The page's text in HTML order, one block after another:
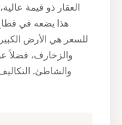
هذا يضعه في
للسعر هي الأرض
والزخارف، فضلاً
والشاطئ.